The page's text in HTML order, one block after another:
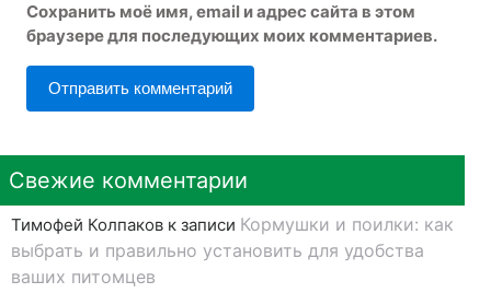
Сохранить моё имя, email и адрес сайта в этом
браузере для последующих моих комментариев.
Свежие комментарии
Тимофей Колпаков к записи Кормушки и поилки: как
выбрать и правильно установить для удобства
ваших питомцев